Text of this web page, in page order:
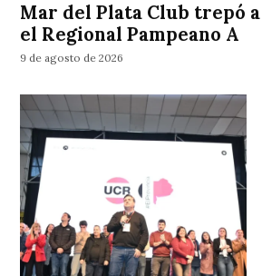
Mar del Plata Club trepó
el Regional Pampeano A
9 de agosto de 2026